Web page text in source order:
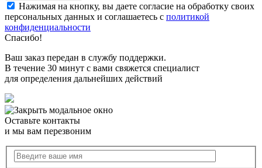
Нажимая на кнопку, вы даете согласие на обработку своих
персональных данных и соглашаетесь с политикой
конфиденциальности
Спасибо!
Ваш заказ передан в службу поддержки.
В течение 30 минут с вами свяжется специалист
для определения дальнейших действий
Оставьте контакты
и мы вам перезвоним